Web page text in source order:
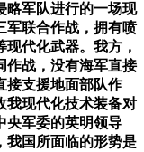
略军队进行的一场现
军联合作战，拥有喷
代化武器。我方，
作战，没有海军直接
接支援地面部队作
我现代化技术装备对
央军委的英明领导
我国所面临的形势是